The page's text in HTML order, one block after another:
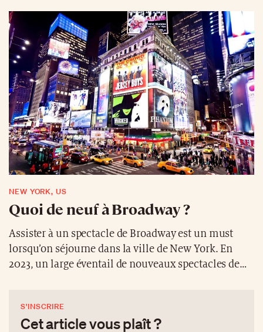
contemporain de première qualité, accueillant entre
autres des galeries internationales. Convaincu du
dynamisme qui peut naître du dialogue entre
galeries et institutions, le salon consacre une large
place à des collections institutionnelles et privées
ainsi qu’à des espaces indépendants et des
commissaires d’exposition.
NEW YORK, US
Quoi de neuf à Broadway ?
Assister à un spectacle de Broadway est un must
lorsqu’on séjourne dans la ville de New York. En
2023, un large éventail de nouveaux spectacles de
nouvelles interprétations d’histoires anciennes,
seront présentés en première. Environ 18 spectacles
S'INSCRIRE
Cet article vous plaît ?